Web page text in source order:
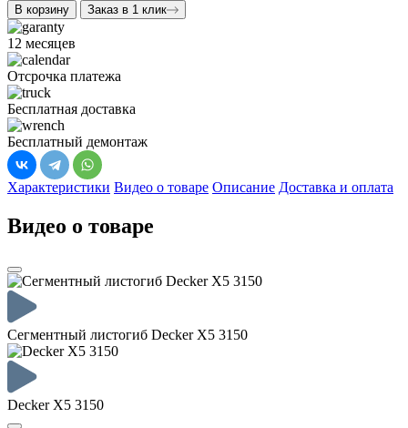
В корзину Заказ в 1 клик
12 месяцев
Отсрочка платежа
Бесплатная доставка
Бесплатный демонтаж
Характеристики Видео о товаре Описание Доставка и оплата
Видео о товаре
Сегментный листогиб Decker X5 3150
Decker X5 3150